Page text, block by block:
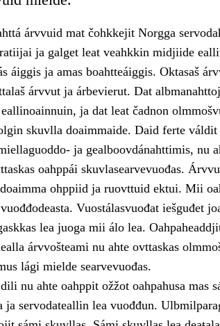
árvvuid mat čohkkejit Norgga
ja galget leat veahkkin midjiide
áiggis ja amas boahtteáiggis. Oktasaš
árvvut ja árbevierut. Dat
ja dat leat čadnon
skuvlla doaimmaide. Daid ferte váldit
ja gealboovdánahttimis, nu
oahppái skuvlasearvevuođas.
ohppiid ja ruovttuid ektui. Mii
Vuostálasvuođat iešguđet
lea juoga mii álo lea.
árvvošteami nu ahte ovttaskas
lági mielde searvevuođas.
nu ahte oahppit ožžot oahpahusa mas
ja servodateallin lea vuođđun.